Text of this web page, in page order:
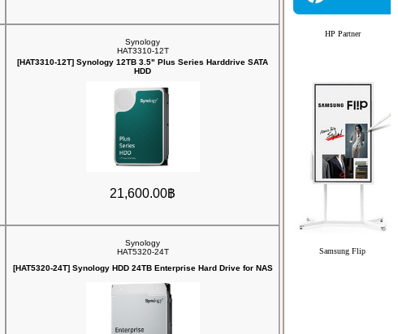
Synology
HAT3310-12T
[HAT3310-12T] Synology 12TB 3.5" Plus Series Harddrive SATA
HDD
21,600.00฿
Synology
HAT5320-24T
[HAT5320-24T] Synology HDD 24TB Enterprise Hard Drive for NAS
HP Partner
Samsung Flip